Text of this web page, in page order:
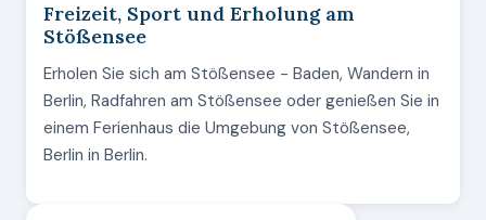
Freizeit, Sport und Erholung am
Stößensee
Erholen Sie sich am Stößensee - Baden, Wandern in
Berlin, Radfahren am Stößensee oder genießen Sie in
einem Ferienhaus die Umgebung von Stößensee,
Berlin in Berlin.